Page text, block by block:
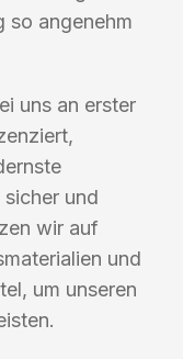
so angenehm
uns an erster
und
wir auf
und
um unseren